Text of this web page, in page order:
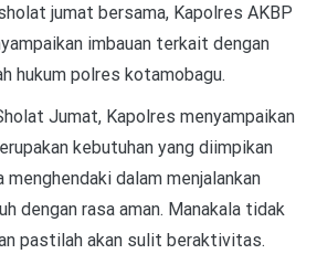
jumat bersama, Kapolres AKBP
imbauan terkait dengan
hukum polres kotamobagu.
Jumat, Kapolres menyampaikan
kebutuhan yang diimpikan
menghendaki dalam menjalankan
dengan rasa aman. Manakala tidak
pastilah akan sulit beraktivitas.